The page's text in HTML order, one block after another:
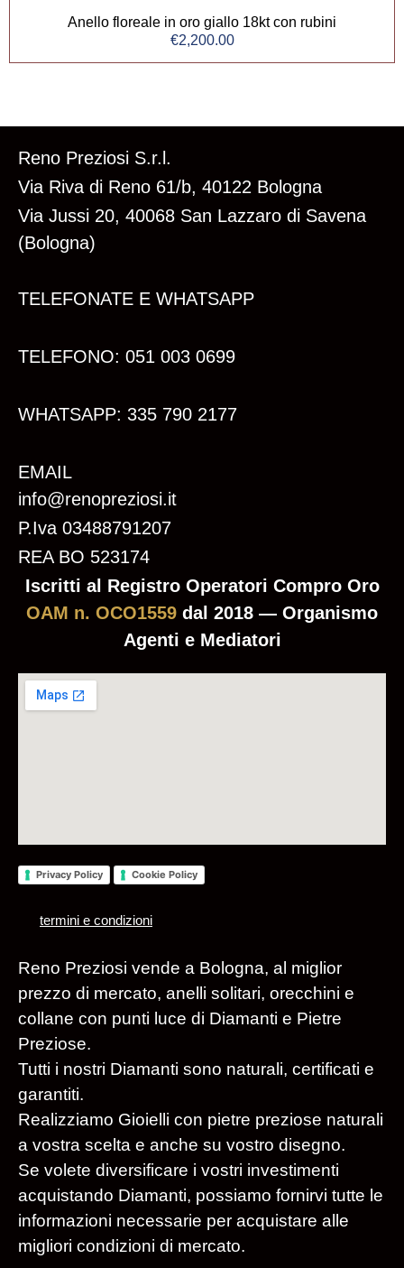
Anello floreale in oro giallo 18kt con rubini
€2,200.00
Reno Preziosi S.r.l.
Via Riva di Reno 61/b, 40122 Bologna
Via Jussi 20, 40068 San Lazzaro di Savena
(Bologna)
TELEFONATE E WHATSAPP
TELEFONO: 051 003 0699
WHATSAPP: 335 790 2177
EMAIL
info@renopreziosi.it
P.Iva 03488791207
REA BO 523174
Iscritti al Registro Operatori Compro Oro
OAM n. OCO1559 dal 2018 — Organismo
Agenti e Mediatori
Privacy Policy Cookie Policy
termini e condizioni
Reno Preziosi vende a Bologna, al miglior
prezzo di mercato, anelli solitari, orecchini e
collane con punti luce di Diamanti e Pietre
Preziose.
Tutti i nostri Diamanti sono naturali, certificati e
garantiti.
Realizziamo Gioielli con pietre preziose naturali
a vostra scelta e anche su vostro disegno.
Se volete diversificare i vostri investimenti
acquistando Diamanti, possiamo fornirvi tutte le
informazioni necessarie per acquistare alle
migliori condizioni di mercato.